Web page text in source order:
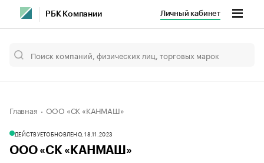
РБК Компании Личный кабинет
Главная ООО «СК «КАНМАШ»
ДЕЙСТВУЕТОБНОВЛЕНО, 18.11.2023
ООО «СК «КАНМАШ»